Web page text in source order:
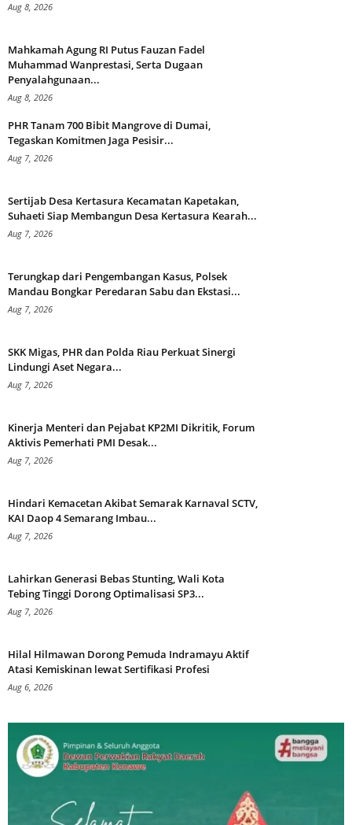
Aug 8, 2026
Mahkamah Agung RI Putus Fauzan Fadel
Muhammad Wanprestasi, Serta Dugaan
Penyalahgunaan...
Aug 8, 2026
PHR Tanam 700 Bibit Mangrove di Dumai,
Tegaskan Komitmen Jaga Pesisir...
Aug 7, 2026
Sertijab Desa Kertasura Kecamatan Kapetakan,
Suhaeti Siap Membangun Desa Kertasura Kearah...
Aug 7, 2026
Terungkap dari Pengembangan Kasus, Polsek
Mandau Bongkar Peredaran Sabu dan Ekstasi...
Aug 7, 2026
SKK Migas, PHR dan Polda Riau Perkuat Sinergi
Lindungi Aset Negara...
Aug 7, 2026
Kinerja Menteri dan Pejabat KP2MI Dikritik, Forum
Aktivis Pemerhati PMI Desak...
Aug 7, 2026
Hindari Kemacetan Akibat Semarak Karnaval SCTV,
KAI Daop 4 Semarang Imbau...
Aug 7, 2026
Lahirkan Generasi Bebas Stunting, Wali Kota
Tebing Tinggi Dorong Optimalisasi SP3...
Aug 7, 2026
Hilal Hilmawan Dorong Pemuda Indramayu Aktif
Atasi Kemiskinan lewat Sertifikasi Profesi
Aug 6, 2026